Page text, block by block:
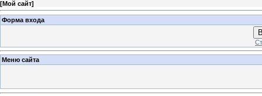
[Мой сайт]
Форма входа
Меню сайта